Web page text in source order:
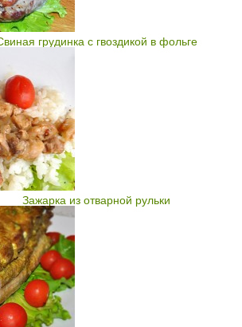
грудинка с гвоздикой в фольге
Зажарка из отварной рульки